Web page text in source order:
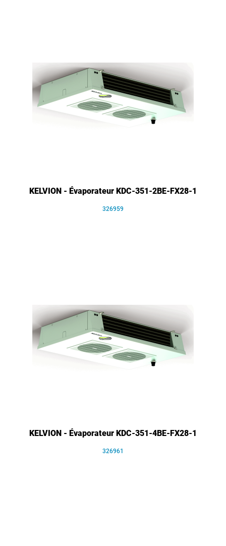
KELVION - Évaporateur KDC-351-2BE-FX28-1
326959
KELVION - Évaporateur KDC-351-4BE-FX28-1
326961